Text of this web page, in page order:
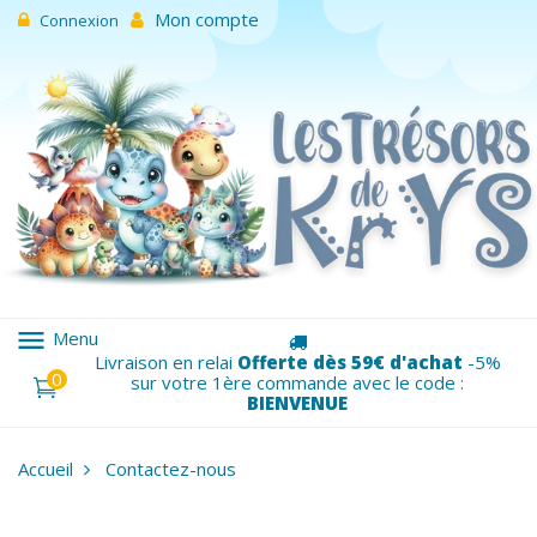
Connexion Mon compte
menu Menu
0
Livraison en relai Offerte dès 59€ d'achat -5%
sur votre 1ère commande avec le code :
BIENVENUE
Accueil Contactez-nous